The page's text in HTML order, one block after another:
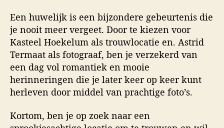
Een huwelijk is een bijzondere gebeurtenis die
je nooit meer vergeet. Door te kiezen voor
Kasteel Hoekelum als trouwlocatie en. Astrid
Termaat als fotograaf, ben je verzekerd van
een dag vol romantiek en mooie
herinneringen die je later keer op keer kunt
herleven door middel van prachtige foto’s.
Kortom, ben je op zoek naar een